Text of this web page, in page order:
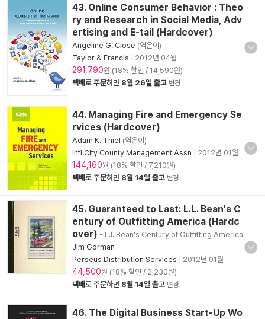
43. Online Consumer Behavior : Theo
ry and Research in Social Media, Adv
ertising and E-tail (Hardcover)
Angeline G. Close (엮은이)
Taylor & Francis
2012년 04월
291,790원 (18% 할인 / 14,590원)
택배로 주문하면 8월 26일 출고 변경
44. Managing Fire and Emergency Se
rvices (Hardcover)
Adam K. Thiel (엮은이)
Intl City County Management Assn
2012년 01월
144,160원 (18% 할인 / 7,210원)
택배로 주문하면 8월 14일 출고 변경
45. Guaranteed to Last: L.L. Bean's C
entury of Outfitting America (Hardc
over) - L.l. Bean's Century of Outfitting America
Jim Gorman
Perseus Distribution Services
2012년 01월
44,500원 (18% 할인 / 2,230원)
택배로 주문하면 8월 14일 출고 변경
46. The Digital Business Start-Up Wo